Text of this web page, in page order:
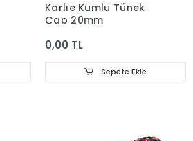
Karlıe Kumlu Tünek
Çap 20mm
0,00 TL
Sepete Ekle